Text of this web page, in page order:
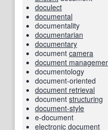
doculect
documental
documentality
documentarian
documentary
document camera
document
documentology
document-oriented
document retrieval
document structuring
document-style
e-document
electronic document